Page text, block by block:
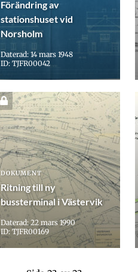
Förändring av
stationshuset vid
Norsholm
Daterad: 14 mars 1948
ID: TJFR00042
DOKUMENT
Ritning till ny
bussterminal i Västervik
Daterad: 22 mars 1990
ID: TJFR00169